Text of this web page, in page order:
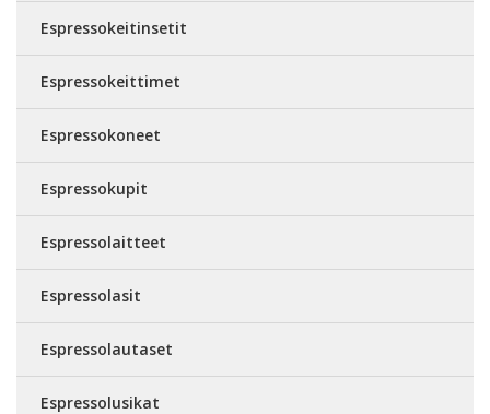
Espressokeitinsetit
Espressokeittimet
Espressokoneet
Espressokupit
Espressolaitteet
Espressolasit
Espressolautaset
Espressolusikat